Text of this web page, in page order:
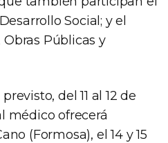
Social; y el
Públicas y
del 11 al 12 de
médico ofrecerá
(Formosa), el 14 y 15